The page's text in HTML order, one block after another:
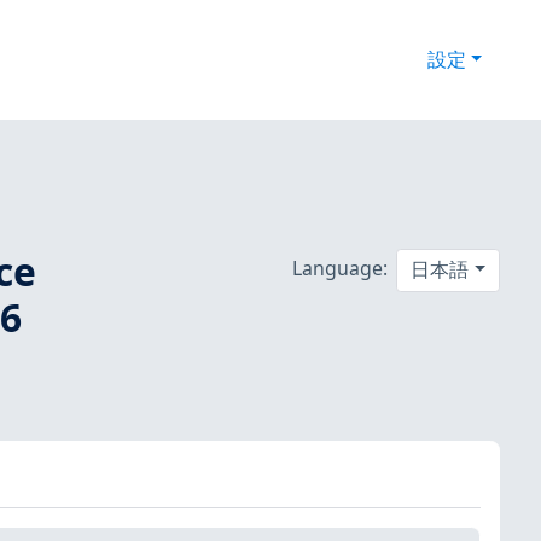
設定
Language: 日本語